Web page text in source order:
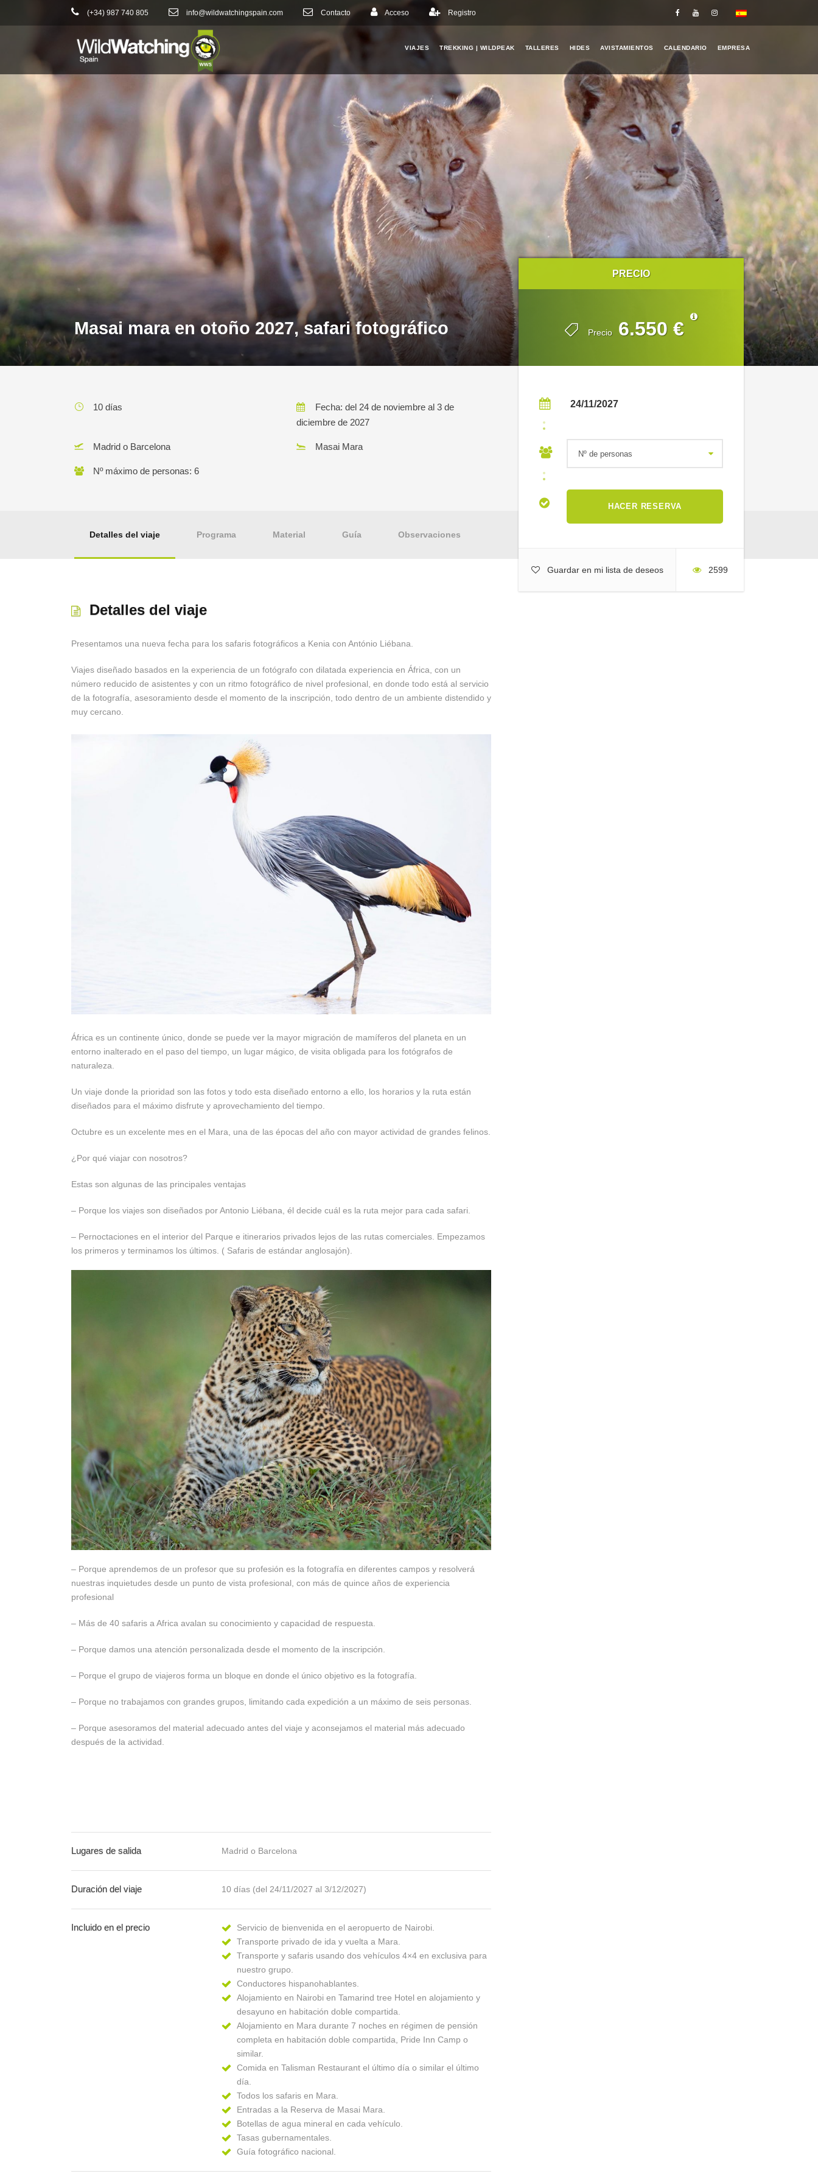
(+34) 987 740 805 info@wildwatchingspain.com Contacto Acceso Registro
VIAJES TREKKING | WILDPEAK TALLERES HIDES AVISTAMIENTOS CALENDARIO EMPRESA
Masai mara en otoño 2027, safari fotográfico
PRECIO
Precio 6.550 €
PRECIO
Precio 6.550 €
24/11/2027
Guardar en mi lista de deseos 2599
10 días
Fecha: del 24 de noviembre al 3 de
diciembre de 2027
Madrid o Barcelona Masai Mara
Nº máximo de personas: 6
Detalles del viaje Programa Material Guía Observaciones
Detalles del viaje
Presentamos una nueva fecha para los safaris fotográficos a Kenia con António Liébana.
Viajes diseñado basados en la experiencia de un fotógrafo con dilatada experiencia en África, con un
número reducido de asistentes y con un ritmo fotográfico de nivel profesional, en donde todo está al servicio
de la fotografía, asesoramiento desde el momento de la inscripción, todo dentro de un ambiente distendido y
muy cercano.
África es un continente único, donde se puede ver la mayor migración de mamíferos del planeta en un
entorno inalterado en el paso del tiempo, un lugar mágico, de visita obligada para los fotógrafos de
naturaleza.
Un viaje donde la prioridad son las fotos y todo esta diseñado entorno a ello, los horarios y la ruta están
diseñados para el máximo disfrute y aprovechamiento del tiempo.
Octubre es un excelente mes en el Mara, una de las épocas del año con mayor actividad de grandes felinos.
¿Por qué viajar con nosotros?
Estas son algunas de las principales ventajas
– Porque los viajes son diseñados por Antonio Liébana, él decide cuál es la ruta mejor para cada safari.
– Pernoctaciones en el interior del Parque e itinerarios privados lejos de las rutas comerciales. Empezamos
los primeros y terminamos los últimos. ( Safaris de estándar anglosajón).
– Porque aprendemos de un profesor que su profesión es la fotografía en diferentes campos y resolverá
nuestras inquietudes desde un punto de vista profesional, con más de quince años de experiencia
profesional
– Más de 40 safaris a Africa avalan su conocimiento y capacidad de respuesta.
– Porque damos una atención personalizada desde el momento de la inscripción.
– Porque el grupo de viajeros forma un bloque en donde el único objetivo es la fotografía.
– Porque no trabajamos con grandes grupos, limitando cada expedición a un máximo de seis personas.
– Porque asesoramos del material adecuado antes del viaje y aconsejamos el material más adecuado
después de la actividad.
Lugares de salida Madrid o Barcelona
Duración del viaje 10 días (del 24/11/2027 al 3/12/2027)
Incluido en el precio
Servicio de bienvenida en el aeropuerto de Nairobi.
Transporte privado de ida y vuelta a Mara.
Transporte y safaris usando dos vehículos 4×4 en exclusiva para
nuestro grupo.
Conductores hispanohablantes.
Alojamiento en Nairobi en Tamarind tree Hotel en alojamiento y
desayuno en habitación doble compartida.
Alojamiento en Mara durante 7 noches en régimen de pensión
completa en habitación doble compartida, Pride Inn Camp o
similar.
Comida en Talisman Restaurant el último día o similar el último
día.
Todos los safaris en Mara.
Entradas a la Reserva de Masai Mara.
Botellas de agua mineral en cada vehículo.
Tasas gubernamentales.
Guía fotográfico nacional.